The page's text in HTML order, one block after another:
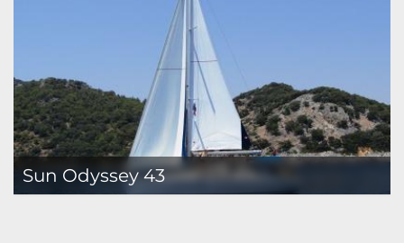
Sun Odyssey 43